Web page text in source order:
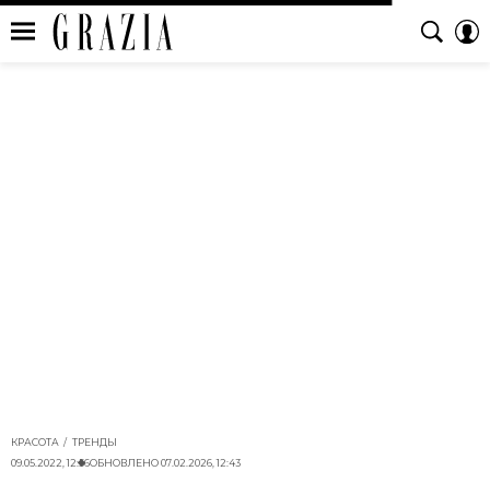
КРАСОТА
ТРЕНДЫ
09.05.2022, 12:56ОБНОВЛЕНО07.02.2026, 12:43